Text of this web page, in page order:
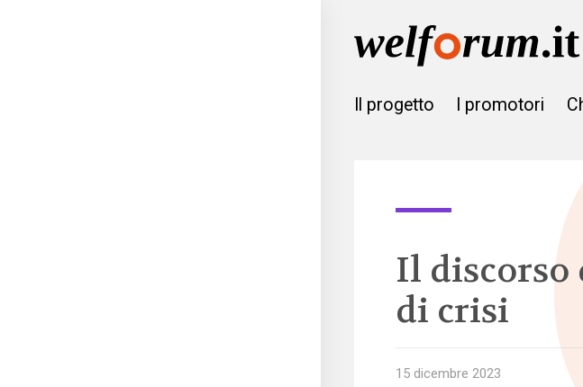
Il progetto I promotori
Il discorso
di crisi
15 dicembre 2023